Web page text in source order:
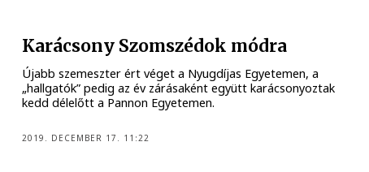
Karácsony Szomszédok módra
Újabb szemeszter ért véget a Nyugdíjas Egyetemen, a
„hallgatók” pedig az év zárásaként együtt karácsonyoztak
kedd délelőtt a Pannon Egyetemen.
2019. DECEMBER 17. 11:22